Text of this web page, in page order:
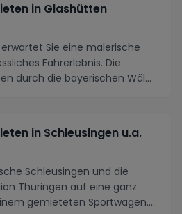
in Glashütten
Sie eine malerische
Fahrerlebnis. Die
durch die bayerischen Wäl...
in Schleusingen u.a.
Schleusingen und die
Thüringen auf eine ganz
gemieteten Sportwagen.